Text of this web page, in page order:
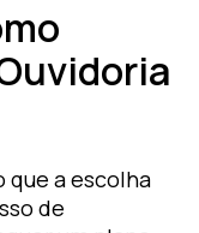
que a escolha
de